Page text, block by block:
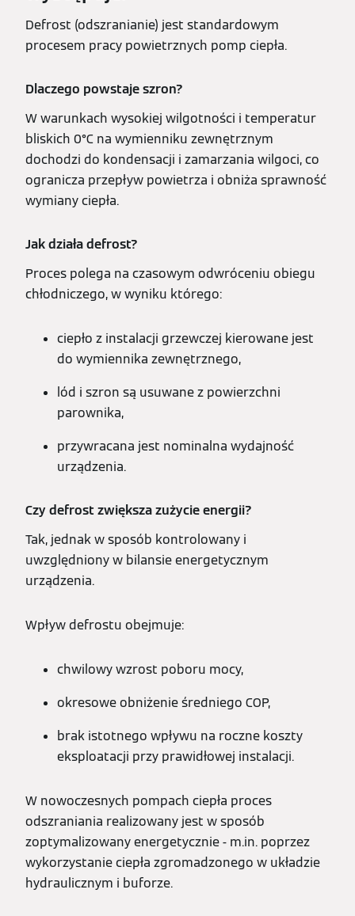
Defrost (odszranianie) jest standardowym
procesem pracy powietrznych pomp ciepła.
Dlaczego powstaje szron?
W warunkach wysokiej wilgotności i temperatur
bliskich 0°C na wymienniku zewnętrznym
dochodzi do kondensacji i zamarzania wilgoci, co
ogranicza przepływ powietrza i obniża sprawność
wymiany ciepła.
Jak działa defrost?
Proces polega na czasowym odwróceniu obiegu
chłodniczego, w wyniku którego:
ciepło z instalacji grzewczej kierowane jest
do wymiennika zewnętrznego,
lód i szron są usuwane z powierzchni
parownika,
przywracana jest nominalna wydajność
urządzenia.
Czy defrost zwiększa zużycie energii?
Tak, jednak w sposób kontrolowany i
uwzględniony w bilansie energetycznym
urządzenia.
Wpływ defrostu obejmuje:
chwilowy wzrost poboru mocy,
okresowe obniżenie średniego COP,
brak istotnego wpływu na roczne koszty
eksploatacji przy prawidłowej instalacji.
W nowoczesnych pompach ciepła proces
odszraniania realizowany jest w sposób
zoptymalizowany energetycznie - m.in. poprzez
wykorzystanie ciepła zgromadzonego w układzie
hydraulicznym i buforze.